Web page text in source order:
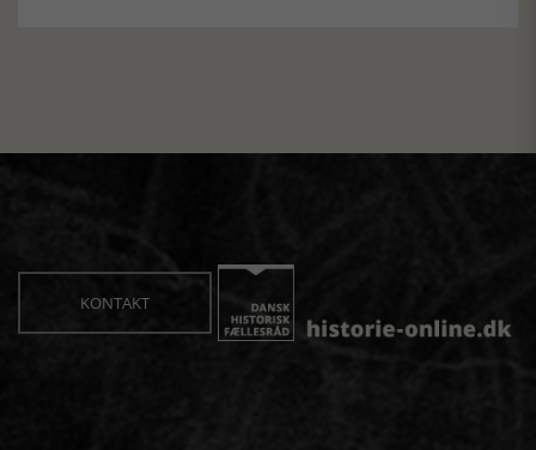
KONTAKT